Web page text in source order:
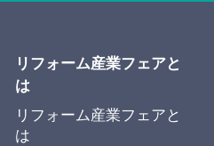
リフォーム産業フェアと
は
リフォーム産業フェアと
は